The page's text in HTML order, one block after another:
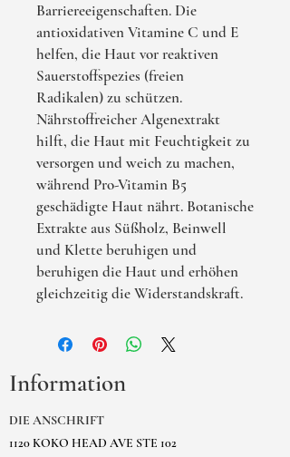
Barriereeigenschaften. Die
antioxidativen Vitamine C und E
helfen, die Haut vor reaktiven
Sauerstoffspezies (freien
Radikalen) zu schützen.
Nährstoffreicher Algenextrakt
hilft, die Haut mit Feuchtigkeit zu
versorgen und weich zu machen,
während Pro-Vitamin B5
geschädigte Haut nährt. Botanische
Extrakte aus Süßholz, Beinwell
und Klette beruhigen und
beruhigen die Haut und erhöhen
gleichzeitig die Widerstandskraft.
Information
DIE ANSCHRIFT
1120 KOKO HEAD AVE STE 102